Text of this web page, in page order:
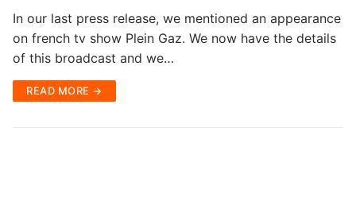
In our last press release, we mentioned an appearance
on french tv show Plein Gaz. We now have the details
of this broadcast and we…
READ MORE →